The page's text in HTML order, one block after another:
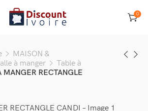
0
MAISON &
à manger
Table à
MANGER RECTANGLE